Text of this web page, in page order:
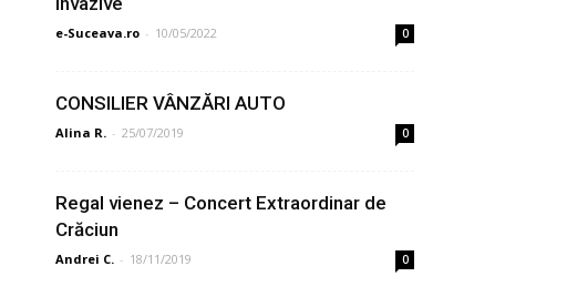
e-Suceava.ro - 10/05/2022 0
CONSILIER VÂNZĂRI AUTO
Alina R. - 25/07/2019 0
Regal vienez – Concert Extraordinar de
Crăciun
Andrei C. - 18/11/2019 0